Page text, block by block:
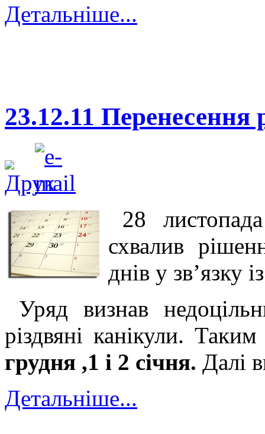
Детальніше...
23.12.11 Перенесення
28
схвалив
днів у зв’язку
Уряд визнав
різдвяні канікули.
грудня ,1 і 2 січня. Далі
Детальніше...